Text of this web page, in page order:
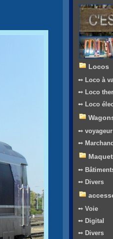
Locos
➻ Loco à
➻ Loco
➻ Loco
➻ voyageur
➻
➻
➻ Divers
➻ Voie
➻ Digital
➻ Divers